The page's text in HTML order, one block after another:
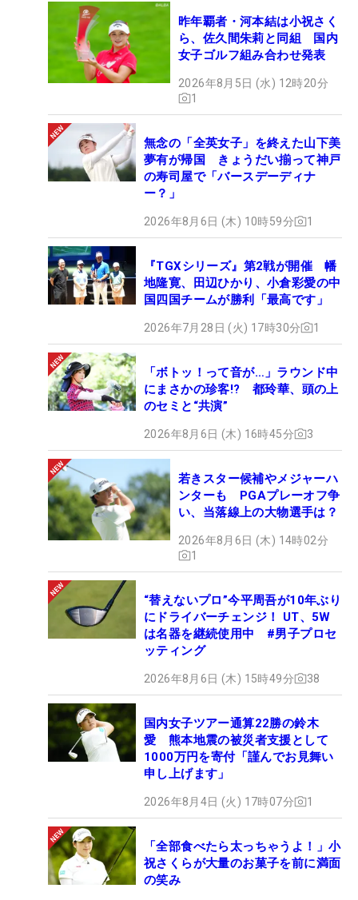
昨年覇者・河本結は小祝さく
ら、佐久間朱莉と同組 国内
女子ゴルフ組み合わせ発表
2026年8月5日 (水) 12時20分
1
無念の「全英女子」を終えた山下美
夢有が帰国 きょうだい揃って神戸
の寿司屋で「バースデーディナ
ー？」
2026年8月6日 (木) 10時59分 1
『TGXシリーズ』第2戦が開催 幡
地隆寛、田辺ひかり、小倉彩愛の中
国四国チームが勝利「最高です」
2026年7月28日 (火) 17時30分 1
「ボトッ！って音が…」ラウンド中
にまさかの珍客!? 都玲華、頭の上
のセミと“共演”
2026年8月6日 (木) 16時45分 3
若きスター候補やメジャーハ
ンターも PGAプレーオフ争
い、当落線上の大物選手は？
2026年8月6日 (木) 14時02分
1
“替えないプロ”今平周吾が10年ぶり
にドライバーチェンジ！ UT、5W
は名器を継続使用中 #男子プロセ
ッティング
2026年8月6日 (木) 15時49分 38
国内女子ツアー通算22勝の鈴木
愛 熊本地震の被災者支援として
1000万円を寄付「謹んでお見舞い
申し上げます」
2026年8月4日 (火) 17時07分 1
「全部食べたら太っちゃうよ！」小
祝さくらが大量のお菓子を前に満面
の笑み